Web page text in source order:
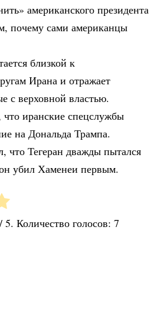
американского президента
почему сами американцы
близкой к
Ирана и отражает
с верховной властью.
что иранские спецслужбы
на Дональда Трампа.
что Тегеран дважды пытался
убил Хаменеи первым.
/ 5. Количество голосов:7